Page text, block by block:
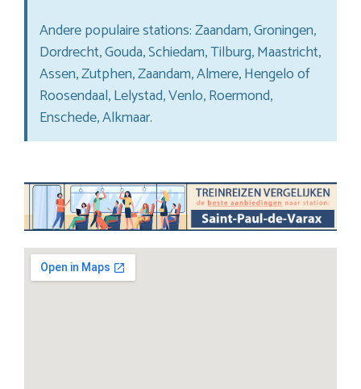
Andere populaire stations: Zaandam, Groningen,
Dordrecht, Gouda, Schiedam, Tilburg, Maastricht,
Assen, Zutphen, Zaandam, Almere, Hengelo of
Roosendaal, Lelystad, Venlo, Roermond,
Enschede, Alkmaar.